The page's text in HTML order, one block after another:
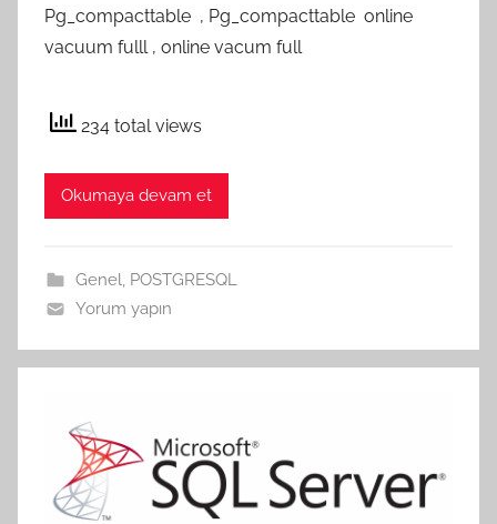
Pg_compacttable , Pg_compacttable online
vacuum fulll , online vacum full
234 total views
Okumaya devam et
Genel POSTGRESQL
Yorum yapın